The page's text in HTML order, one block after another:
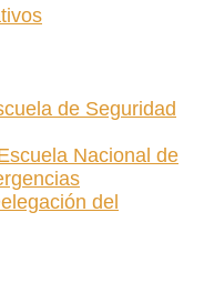
de Seguridad
Nacional de
del